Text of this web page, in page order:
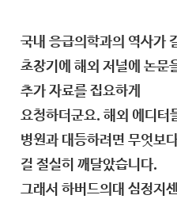
국내 응급의학과의 역사가
초창기에 해외 저널에 논문
추가 자료를 집요하게
요청하더군요. 해외 에디터
병원과 대등하려면 무엇보
걸 절실히 깨달았습니다.
그래서 하버드의대 심정지